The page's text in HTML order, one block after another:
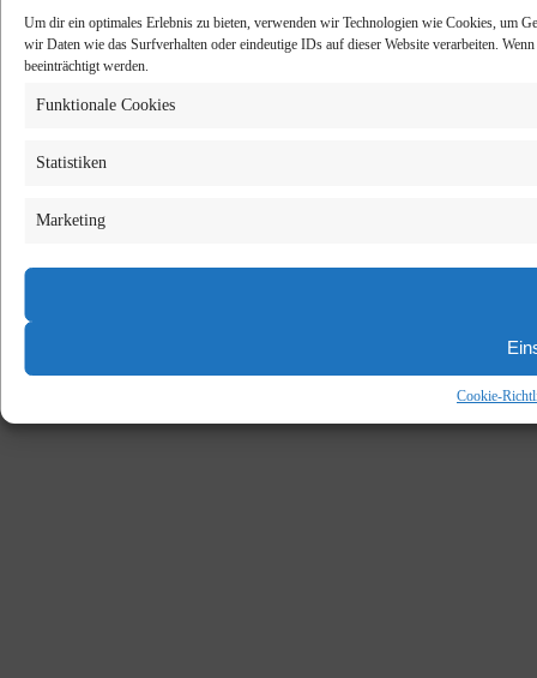
Um dir ein optimales Erlebnis zu bieten, verwenden wir Technologien wie Cookies, um
wir Daten wie das Surfverhalten oder eindeutige IDs auf dieser Website verarbeiten.
beeinträchtigt werden.
Funktionale Cookies
Statistiken
Marketing
Cookie-